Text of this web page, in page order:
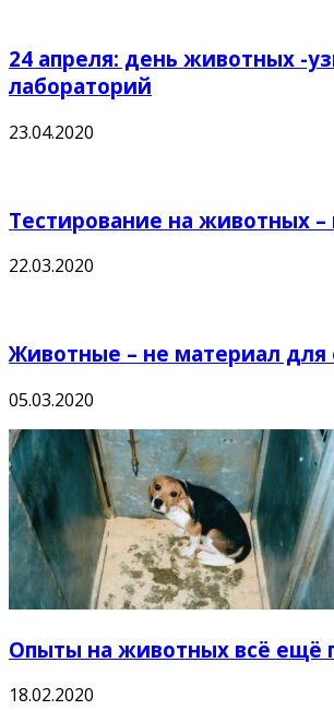
24 апреля: день животных -
лабораторий
23.04.2020
Тестирование на животных –
22.03.2020
Животные – не материал для
05.03.2020
Опыты на животных всё ещё
18.02.2020